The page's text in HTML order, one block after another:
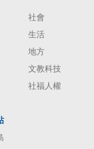
社會
生活
地方
文教科技
社福人權